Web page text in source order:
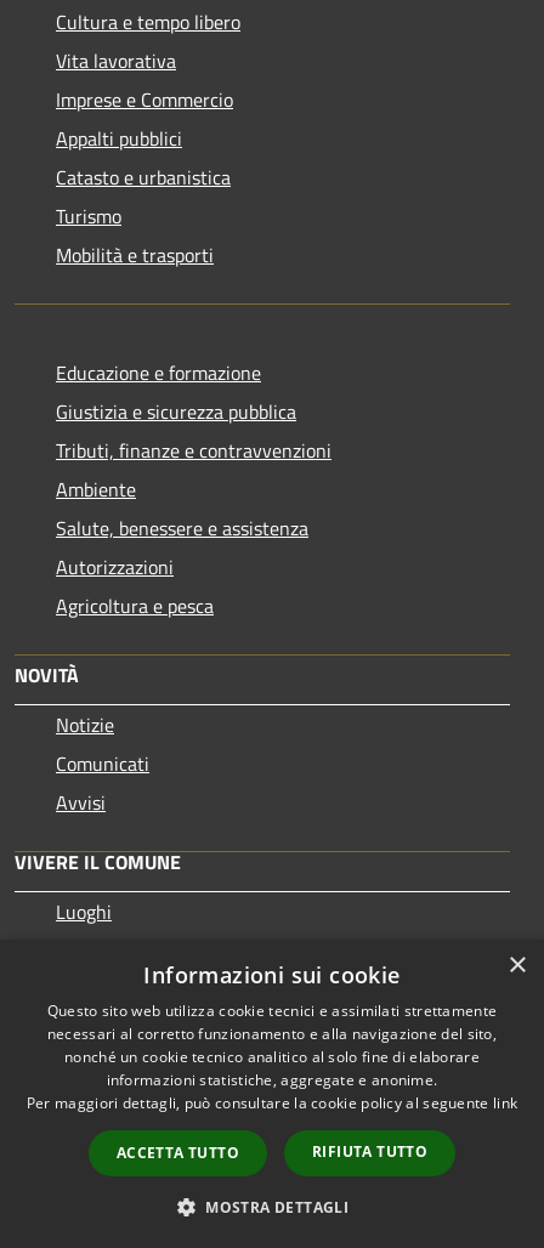
Cultura e tempo libero
Vita lavorativa
Imprese e Commercio
Appalti pubblici
Catasto e urbanistica
Turismo
Mobilità e trasporti
Educazione e formazione
Giustizia e sicurezza pubblica
Tributi, finanze e contravvenzioni
Ambiente
Salute, benessere e assistenza
Autorizzazioni
Agricoltura e pesca
NOVITÀ
Notizie
Comunicati
Avvisi
VIVERE IL COMUNE
Luoghi
CONTATTI
Comune di Castellarano
Via Roma, 7 – 42014 Castellarano (RE)
Codice Fiscale: 80014590352
Partita IVA: 00718920358
×
Informazioni sui cookie
Questo sito web utilizza cookie tecnici e assimilati strettamente
necessari al corretto funzionamento e alla navigazione del sito,
nonché un cookie tecnico analitico al solo fine di elaborare
informazioni statistiche, aggregate e anonime.
Per maggiori dettagli, può consultare la cookie policy al seguente link
ACCETTA TUTTO RIFIUTA TUTTO
MOSTRA DETTAGLI